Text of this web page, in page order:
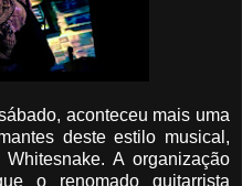
aconteceu mais uma
deste estilo musical,
A organização
o renomado guitarrista